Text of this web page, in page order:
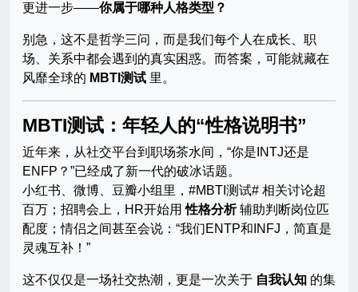
更进一步——你属于哪种人格类型？
别急，这不是哲学三问，而是我们每个人在成长、职
场、关系中都会遇到的真实困惑。而答案，可能就藏在
风靡全球的 MBTI测试 里。
MBTI测试：年轻人的“性格说明书”
近年来，从社交平台到职场茶水间，“你是INTJ还是
ENFP？”已经成了新一代的破冰话题。
小红书、微博、豆瓣小组里，#MBTI测试# 相关讨论超
百万；招聘会上，HR开始用性格分析辅助判断岗位匹
配度；情侣之间甚至会说：“我们ENTP和INFJ，简直是
灵魂互补！”
这不仅仅是一场社交热潮，更是一次关于 自我认知 的集